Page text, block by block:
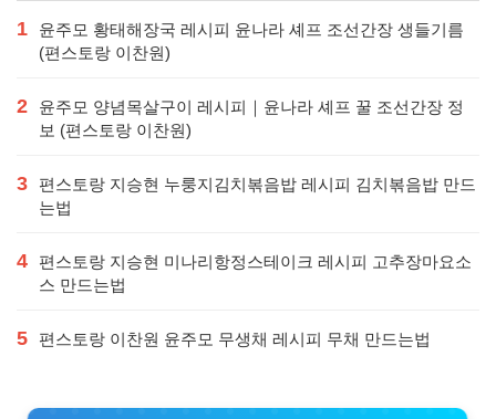
1
윤주모 황태해장국 레시피 윤나라 셰프 조선간장 생들기름
(편스토랑 이찬원)
2
윤주모 양념목살구이 레시피｜윤나라 셰프 꿀 조선간장 정
보 (편스토랑 이찬원)
3
편스토랑 지승현 누룽지김치볶음밥 레시피 김치볶음밥 만드
는법
4
편스토랑 지승현 미나리항정스테이크 레시피 고추장마요소
스 만드는법
5 편스토랑 이찬원 윤주모 무생채 레시피 무채 만드는법